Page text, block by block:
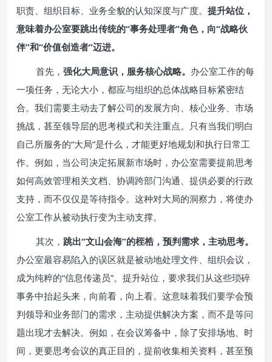
职责、组织目标、业务全貌的认知深度与广度。 提升站位，
意味着办公室要跳出传统的“事务处理者”角色，向“战略伙
伴”和“价值创造者”迈进。
首先， 强化大局意识，服务核心战略。 办公室工作的每
一项任务，无论大小，都应与组织的总体战略目标紧密结
合。我们需要主动去了解公司的发展方向、核心业务、市场
挑战，甚至领导层的思考模式和关注重点。只有当我们明白
自己所服务的“大局”是什么，才能更好地规划和执行日常工
作。例如，当公司决定拓展新市场时，办公室需要提前思考
如何高效管理相关文档、协调跨部门沟通、提供必要的行政
支持，而不仅仅是等待指令。这种对大局的洞察力，将使办
公室工作从被动执行变为主动支撑。
其次， 跳出“文山会海”的桎梏，预判需求，主动思考。
办公室最容易陷入的误区就是被动地处理文件、组织会议，
成为纯粹的“信息传递员”。提升站位，要求我们从这些琐碎
事务中抬起头来，向前看，向上看。这意味着我们要学会预
判领导和业务部门的需求，主动提供解决方案，而不是等问
题出现才去解决。例如，在会议筹备中，除了安排场地、时
间，更要思考会议的真正目的，提前收集相关资料，甚至预